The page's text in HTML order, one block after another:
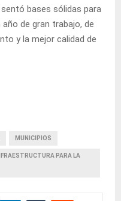
bases sólidas para
de gran trabajo, de
y la mejor calidad de
MUNICIPIOS
PARA LA